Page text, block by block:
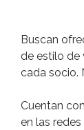
Buscan
de estilo de
cada socio.
Cuentan
en las